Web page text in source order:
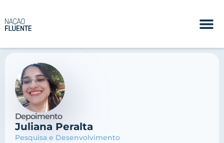
Depoimento
Juliana Peralta
Pesquisa e Desenvolvimento